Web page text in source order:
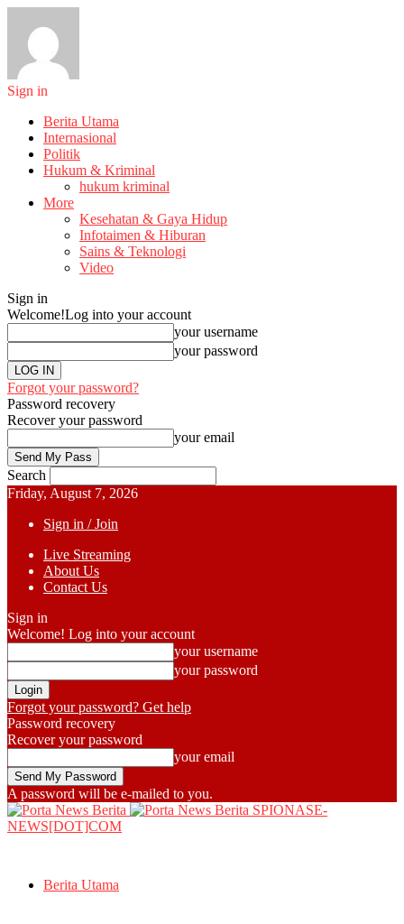
Sign in
Berita Utama
Internasional
Politik
Hukum & Kriminal
hukum kriminal
More
Kesehatan & Gaya Hidup
Infotaimen & Hiburan
Sains & Teknologi
Video
Sign in
Welcome!Log into your account
your username
your password
Forgot your password?
Password recovery
Recover your password
your email
Search
Friday, August 7, 2026
Sign in / Join
Live Streaming
About Us
Contact Us
Sign in
Welcome! Log into your account
your username
your password
Forgot your password? Get help
Password recovery
Recover your password
your email
A password will be e-mailed to you.
SPIONASE-
NEWS[DOT]COM
Berita Utama